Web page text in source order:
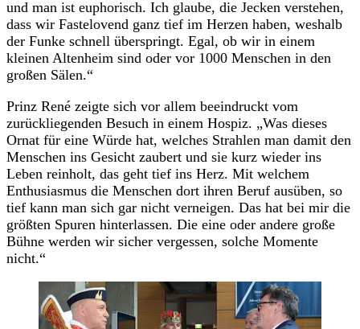
und man ist euphorisch. Ich glaube, die Jecken verstehen,
dass wir Fastelovend ganz tief im Herzen haben, weshalb
der Funke schnell überspringt. Egal, ob wir in einem
kleinen Altenheim sind oder vor 1000 Menschen in den
großen Sälen.“
Prinz René zeigte sich vor allem beeindruckt vom
zurückliegenden Besuch in einem Hospiz. „Was dieses
Ornat für eine Würde hat, welches Strahlen man damit den
Menschen ins Gesicht zaubert und sie kurz wieder ins
Leben reinholt, das geht tief ins Herz. Mit welchem
Enthusiasmus die Menschen dort ihren Beruf ausüben, so
tief kann man sich gar nicht verneigen. Das hat bei mir die
größten Spuren hinterlassen. Die eine oder andere große
Bühne werden wir sicher vergessen, solche Momente
nicht.“